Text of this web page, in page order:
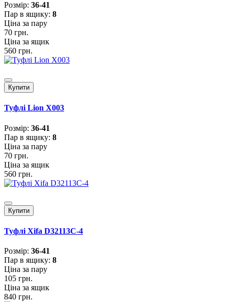
Розмiр: 36-41
Пар в ящику: 8
Ціна за пару
70 грн.
Ціна за ящик
560 грн.
Купити
Туфлі Lion X003
Розмiр: 36-41
Пар в ящику: 8
Ціна за пару
70 грн.
Ціна за ящик
560 грн.
Купити
Туфлі Xifa D32113C-4
Розмiр: 36-41
Пар в ящику: 8
Ціна за пару
105 грн.
Ціна за ящик
840 грн.